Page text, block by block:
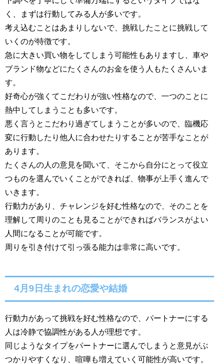
く、まずは行動してみる人が多いです。
考え込むことはあまりしないで、挑戦したことに挑戦して
いくのが特徴です。
急に大きい買い物をしてしまう可能性もありますし、車や
ブランド物などにたくさんのお金を使う人もたくさんいま
す。
好奇心が強くてこだわりが強い性格なので、一つのことに
熱中してしまうことも多いです。
悪く言うとこだわり過ぎてしまうことが多いので、臨機応
変に行動したり他人に合わせたりすることが苦手なことが
あります。
たくさんの人の意見を聞いて、そこから自分にとって役立
つものを選んでいくことができれば、物事が上手く進んで
いきます。
行動力があり、チャレンジを好む性格なので、そのことを
理解して周りのことも見ることができればバランスがよい
人間になることが可能です。
周りを引き付けて引っ張る能力は非常に高いです。
4月9日生まれの恋愛や結婚
行動力があって挑戦を好む性格なので、パートナーにする
人は冷静で協調性がある人が理想です。
同じようなタイプをパートナーに選んでしまうと意見がぶ
つかりやすくなり、喧嘩も増えていく可能性が高いです。